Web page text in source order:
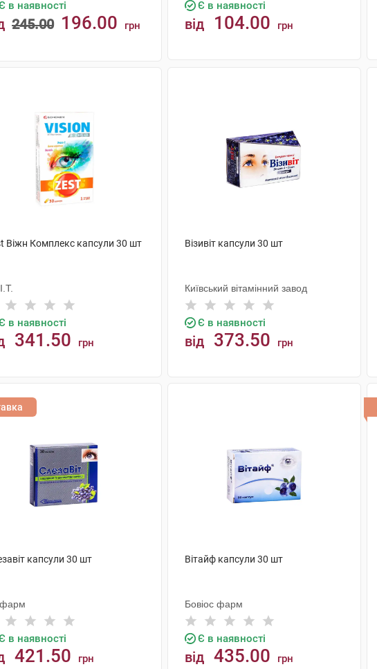
в наявності
245.00 196.00 грн
Є в наявності
від 104.00 грн
Віжн Комплекс капсули 30 шт
в наявності
341.50 грн
Візивіт капсули 30 шт
Київський вітамінний завод
Є в наявності
від 373.50 грн
капсули 30 шт
в наявності
421.50 грн
Вітайф капсули 30 шт
Бовіос фарм
Є в наявності
від 435.00 грн